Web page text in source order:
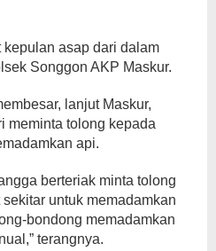
kepulan asap dari dalam
Songgon AKP Maskur.
lanjut Maskur,
meminta tolong kepada
api.
berteriak minta tolong
untuk memadamkan
bondong memadamkan
terangnya.